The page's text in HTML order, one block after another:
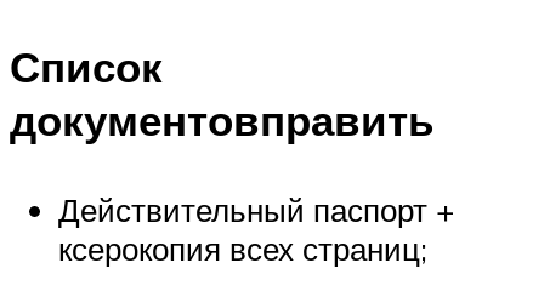
Список
документовправить
Действительный паспорт +
ксерокопия всех страниц;